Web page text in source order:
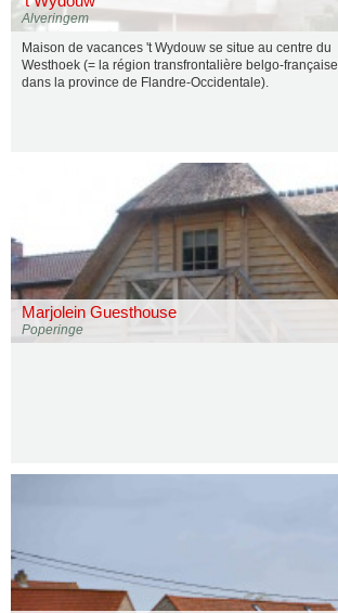
Alveringem
Maison de vacances 't Wydouw se situe au centre du
Westhoek (= la région transfrontalière belgo-française
dans la province de Flandre-Occidentale).
Marjolein Guesthouse
Poperinge